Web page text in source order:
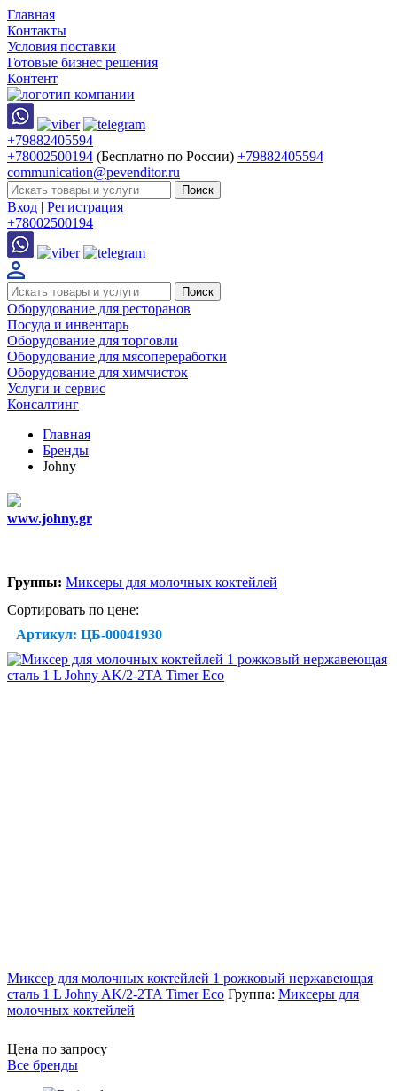
Главная
Контакты
Условия поставки
Готовые бизнес решения
Контент
+79882405594
+78002500194 (Бесплатно по России) +79882405594
communication@pevenditor.ru
Вход | Регистрация
+78002500194
Оборудование для ресторанов
Посуда и инвентарь
Оборудование для торговли
Оборудование для мясопереработки
Оборудование для химчисток
Услуги и сервис
Консалтинг
Главная
Бренды
Johny
www.johny.gr
Группы: Миксеры для молочных коктейлей
Сортировать по цене:
Артикул: ЦБ-00041930
Миксер для молочных коктейлей 1 рожковый нержавеющая
сталь 1 L Johny AK/2-2TA Timer Eco Группа: Миксеры для
молочных коктейлей
Цена по запросу
Все бренды